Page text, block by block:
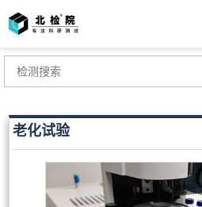
老化试验